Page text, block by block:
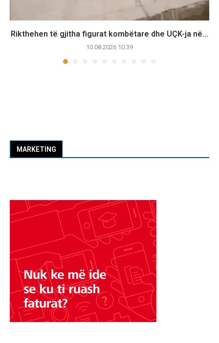
Rikthehen të gjitha figurat kombëtare dhe UÇK-ja në...
10.08.2026 10:39
MARKETING